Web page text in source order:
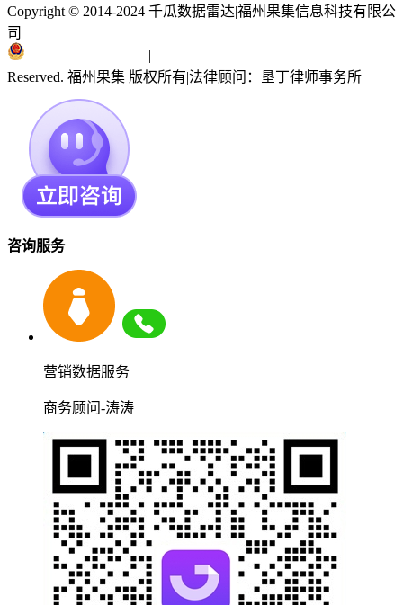
Copyright © 2014-2024 千瓜数据雷达|福州果集信息科技有限公
司
|
Reserved. 福州果集 版权所有|法律顾问：垦丁律师事务所
咨询服务
营销数据服务
商务顾问-涛涛